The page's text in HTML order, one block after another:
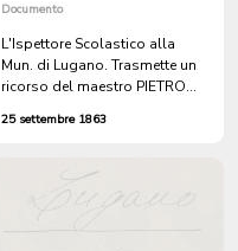
Documento
L'Ispettore Scolastico alla
Mun. di Lugano. Trasmette un
ricorso del maestro PIETRO
già docente a Lugano, per
25 settembre 1863